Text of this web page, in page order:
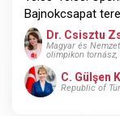
Bajnokcsapat
Dr. Csisztu
Magyar és
olimpikon
C. Gülşen
Republic of